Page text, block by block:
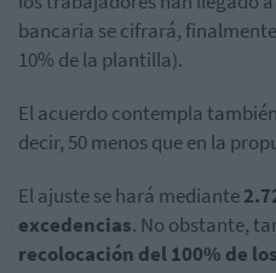
bancaria se cifrará,
10% de la plantilla).
El acuerdo contempla
decir, 50 menos que en la
El ajuste se hará mediante
excedencias. No obstante,
recolocación del 100% de